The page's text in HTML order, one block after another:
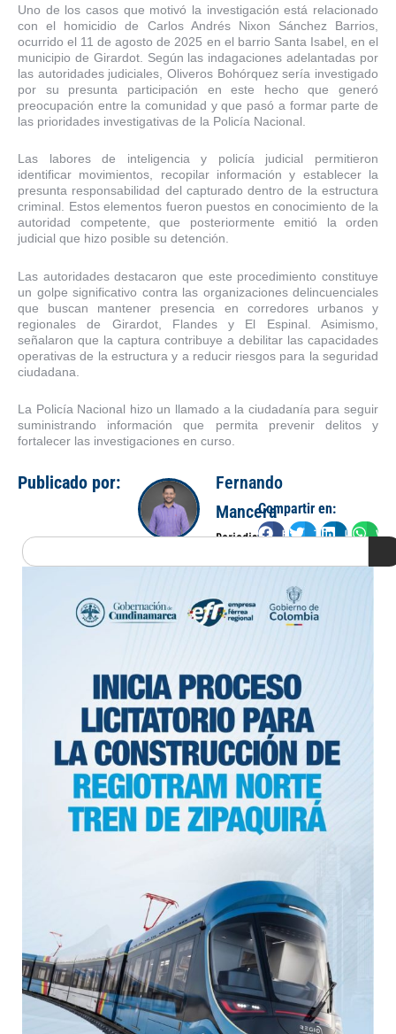
Uno de los casos que motivó la investigación está relacionado
con el homicidio de Carlos Andrés Nixon Sánchez Barrios,
ocurrido el 11 de agosto de 2025 en el barrio Santa Isabel, en el
municipio de Girardot. Según las indagaciones adelantadas por
las autoridades judiciales, Oliveros Bohórquez sería investigado
por su presunta participación en este hecho que generó
preocupación entre la comunidad y que pasó a formar parte de
las prioridades investigativas de la Policía Nacional.
Las labores de inteligencia y policía judicial permitieron
identificar movimientos, recopilar información y establecer la
presunta responsabilidad del capturado dentro de la estructura
criminal. Estos elementos fueron puestos en conocimiento de la
autoridad competente, que posteriormente emitió la orden
judicial que hizo posible su detención.
Las autoridades destacaron que este procedimiento constituye
un golpe significativo contra las organizaciones delincuenciales
que buscan mantener presencia en corredores urbanos y
regionales de Girardot, Flandes y El Espinal. Asimismo,
señalaron que la captura contribuye a debilitar las capacidades
operativas de la estructura y a reducir riesgos para la seguridad
ciudadana.
La Policía Nacional hizo un llamado a la ciudadanía para seguir
suministrando información que permita prevenir delitos y
fortalecer las investigaciones en curso.
Publicado por:
Fernando
Mancera
Periodista
Compartir en:
FacebookTwitterLinkedIn
Search